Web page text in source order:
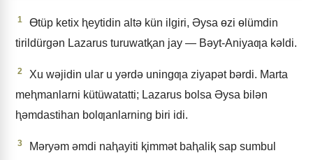
1
Ɵtüp ketix ⱨeytidin altǝ kün ilgiri, Əysa ɵzi ɵlümdin
tirildürgǝn Lazarus turuwatⱪan jay — Bǝyt-Aniyaƣa kǝldi.
2
Xu wǝjidin ular u yǝrdǝ uningƣa ziyapǝt bǝrdi. Marta
meⱨmanlarni kütüwatatti; Lazarus bolsa Əysa bilǝn
ⱨǝmdastihan bolƣanlarning biri idi.
3
Mǝryǝm ǝmdi naⱨayiti ⱪimmǝt baⱨaliⱪ sap sumbul